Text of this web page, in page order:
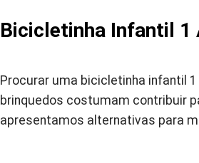
Bicicletinha Infantil 1
Procurar uma bicicletinha infantil
brinquedos costumam contribuir
apresentamos alternativas para